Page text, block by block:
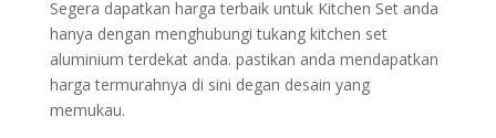
Segera dapatkan harga terbaik untuk Kitchen Set anda
hanya dengan menghubungi tukang kitchen set
aluminium terdekat anda. pastikan anda mendapatkan
harga termurahnya di sini degan desain yang
memukau.